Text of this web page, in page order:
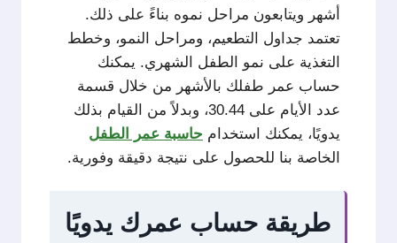
أشهر ويتابعون مراحل نموه بناءً على ذلك.
تعتمد جداول التطعيم، ومراحل النمو، وخطط
التغذية على نمو الطفل الشهري. يمكنك
حساب عمر طفلك بالأشهر من خلال قسمة
عدد الأيام على 30.44، وبدلاً من القيام بذلك
يدويًا، يمكنك استخدام حاسبة عمر الطفل
الخاصة بنا للحصول على نتيجة دقيقة وفورية.
طريقة حساب عمرك يدويًا